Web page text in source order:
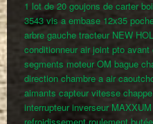
1 lot de 20 goujons de carter
3543 vis a embase 12x35
arbre gauche tracteur NEW
conditionneur air joint pto avant
segments moteur OM bague
direction chambre a air
aimants capteur vitesse
interrupteur inverseur MAXXUM
refroidissement roulement